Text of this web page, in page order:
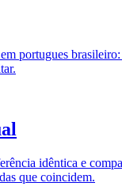
portugues
idêntica e
que coincidem.